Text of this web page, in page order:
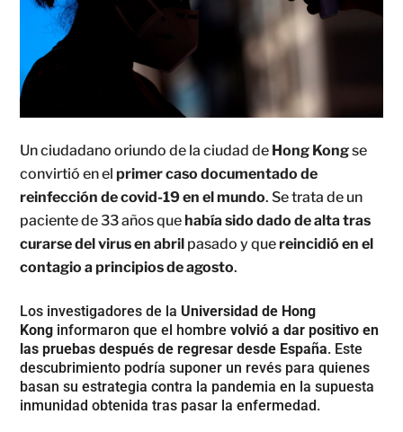
Un ciudadano oriundo de la ciudad de Hong Kongse
convirtió en elprimer caso documentado de
reinfección de covid-19 en el mundo. Se trata de un
paciente de 33 años quehabía sido dado de alta tras
curarse del virus en abril pasado y quereincidió en el
contagio a principios de agosto.
Los investigadores de la Universidad de Hong
Kong informaron que el hombrevolvió a dar positivo en
las pruebas después de regresar desde España. Este
descubrimiento podría suponer un revés para quienes
basan su estrategia contra la pandemia en la supuesta
inmunidad obtenida tras pasar la enfermedad.